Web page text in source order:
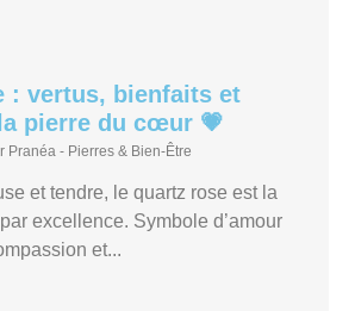
: vertus, bienfaits et
pierre du cœur 💗
Pranéa - Pierres & Bien-Être
et tendre, le quartz rose est la
excellence. Symbole d’amour
et...